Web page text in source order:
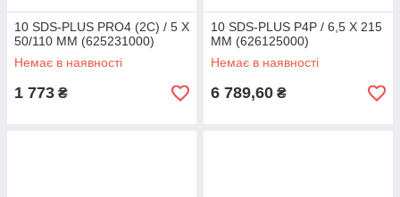
10 SDS-PLUS PRO4 (2C) / 5 X
50/110 ММ (625231000)
Немає в наявності
1 773 ₴
10 SDS-PLUS P4P / 6,5 X 215
ММ (626125000)
Немає в наявності
6 789,60 ₴